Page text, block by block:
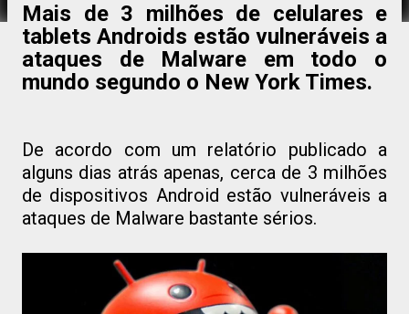
Mais de 3 milhões de celulares e
tablets Androids estão vulneráveis a
ataques de Malware em todo o
mundo segundo o New York Times.
De acordo com um relatório publicado a
alguns dias atrás apenas, cerca de 3 milhões
de dispositivos Android estão vulneráveis a
ataques de Malware bastante sérios.